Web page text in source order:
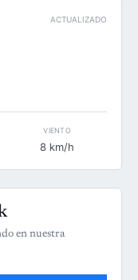
ACTUALIZADO
VIENTO
8 km/h
en nuestra